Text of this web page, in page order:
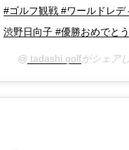
#ゴルフ観戦 #ワールドレ
渋野日向子 #優勝おめでと
@ tadashi.golfがシェア